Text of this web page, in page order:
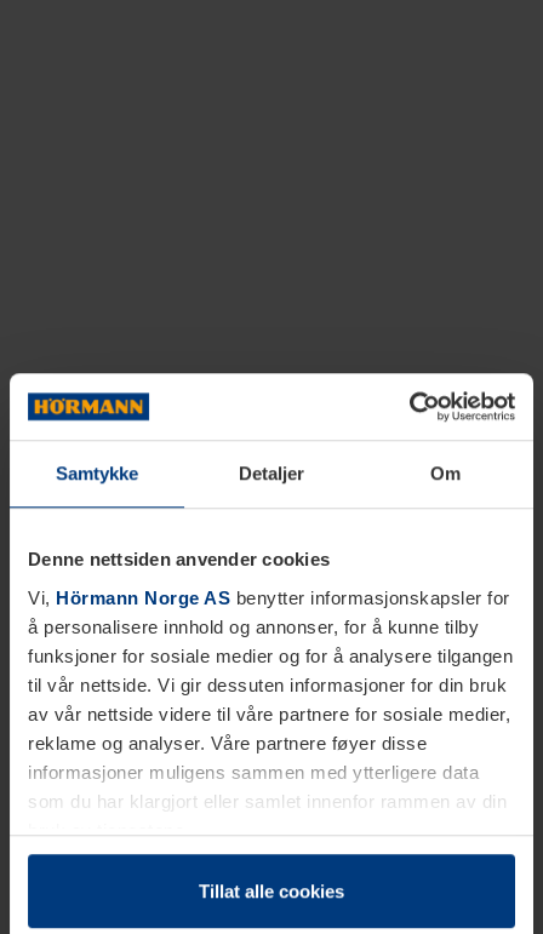
Samtykke Detaljer Om
Denne nettsiden anvender cookies
Vi, Hörmann Norge AS benytter informasjonskapsler for
å personalisere innhold og annonser, for å kunne tilby
funksjoner for sosiale medier og for å analysere tilgangen
til vår nettside. Vi gir dessuten informasjoner for din bruk
av vår nettside videre til våre partnere for sosiale medier,
reklame og analyser. Våre partnere føyer disse
informasjoner muligens sammen med ytterligere data
som du har klargjort eller samlet innenfor rammen av din
bruk av tjenestene.
Etter loven kan vi lagre informasjonskapsler på din
datamaskin, hvis disse er absolutt nødvendig for drift av
Tillat alle cookies